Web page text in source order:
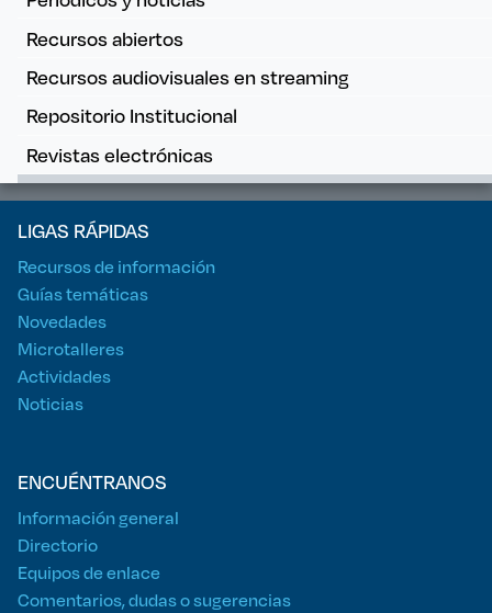
Recursos abiertos
Recursos audiovisuales en streaming
Repositorio Institucional
Revistas electrónicas
LIGAS RÁPIDAS
Recursos de información
Guías temáticas
Novedades
Microtalleres
Actividades
Noticias
ENCUÉNTRANOS
Información general
Directorio
Equipos de enlace
Comentarios, dudas o sugerencias